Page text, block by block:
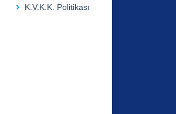
K.V.K.K. Politikası